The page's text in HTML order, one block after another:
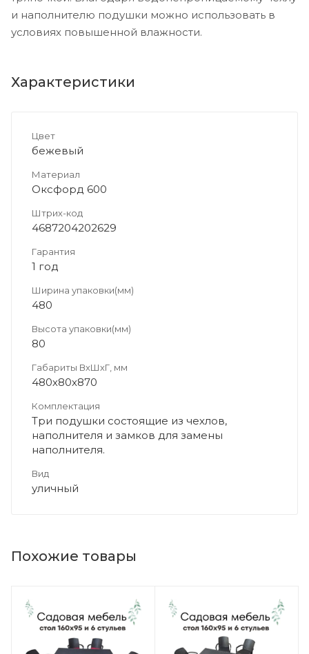
и наполнителю подушки можно использовать в
условиях повышенной влажности.
Характеристики
Цвет
бежевый
Материал
Оксфорд 600
Штрих-код
4687204202629
Гарантия
1 год
Ширина упаковки(мм)
480
Высота упаковки(мм)
80
Габариты ВхШхГ, мм
480х80х870
Комплектация
Три подушки состоящие из чехлов,
наполнителя и замков для замены
наполнителя.
Вид
уличный
Похожие товары